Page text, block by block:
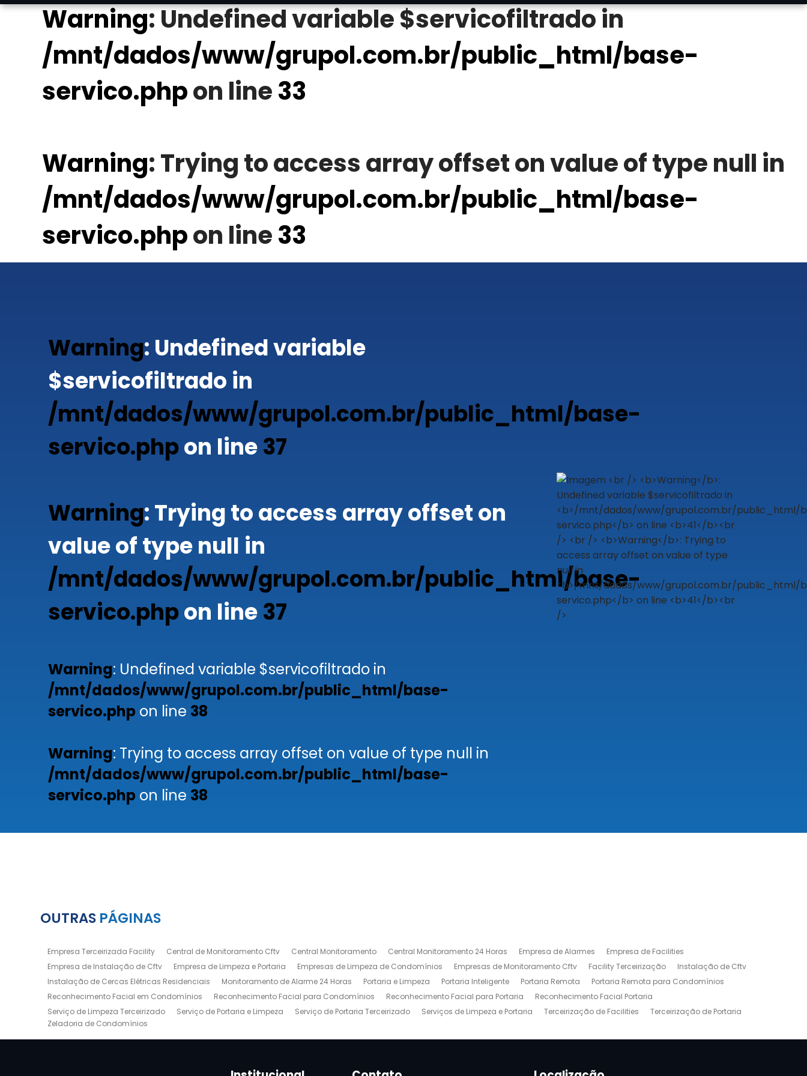
Warning: Undefined variable $servicofiltrado in
/mnt/dados/www/grupol.com.br/public_html/base-
servico.phpon line33
Warning: Trying to access array offset on value of type null in
/mnt/dados/www/grupol.com.br/public_html/base-
servico.phpon line33
Warning: Undefined variable
$servicofiltrado in
/mnt/dados/www/grupol.com.br/public_html/base-
servico.phpon line37
Warning: Trying to access array offset on
value of type null in
/mnt/dados/www/grupol.com.br/public_html/base-
servico.phpon line37
Warning: Undefined variable $servicofiltrado in
/mnt/dados/www/grupol.com.br/public_html/base-
servico.php on line 38
Warning: Trying to access array offset on value of type null in
/mnt/dados/www/grupol.com.br/public_html/base-
servico.php on line 38
OUTRAS PÁGINAS
Empresa Terceirizada Facility Central de Monitoramento Cftv Central Monitoramento Central Monitoramento 24 Horas Empresa de Alarmes
Empresa de Facilities
Empresa de Instalação de Cftv
Empresa de Limpeza e Portaria Empresas de Limpeza de Condomínios Empresas de Monitoramento Cftv Facility Terceirização
Instalação de Cftv
Instalação de Cercas Elétricas Residenciais
Monitoramento de Alarme 24 Horas Portaria e Limpeza Portaria Inteligente Portaria Remota
Portaria Remota para Condomínios
Reconhecimento Facial em Condomínios
Reconhecimento Facial para Condomínios Reconhecimento Facial para Portaria
Reconhecimento Facial Portaria
Serviço de Limpeza Terceirizado
Serviço de Portaria e Limpeza Serviço de Portaria Terceirizado Serviços de Limpeza e Portaria Terceirização de Facilities
Terceirização de Portaria
Zeladoria de Condomínios